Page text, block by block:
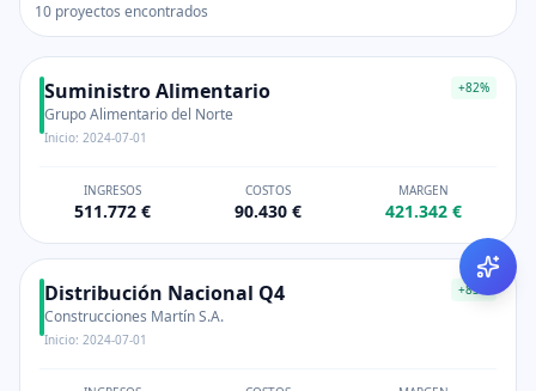
10 proyectos encontrados
Suministro Alimentario
Grupo Alimentario del Norte
Inicio: 2024-07-01
+82%
INGRESOS
511.772 €
COSTOS
90.430 €
MARGEN
421.342 €
Distribución Nacional Q4
Construcciones Martín S.A.
Inicio: 2024-07-01
+83